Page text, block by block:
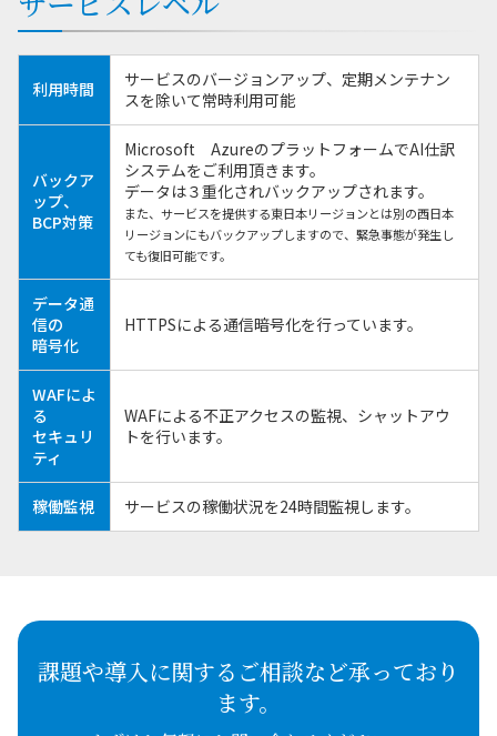
利用時間
サービスのバージョンアップ、定期メンテナン
スを除いて常時利用可能
バックア
ップ、
BCP対策
Microsoft AzureのプラットフォームでAI仕訳
システムをご利用頂きます。
データは３重化されバックアップされます。
また、サービスを提供する東日本リージョンとは別の西日本
リージョンにもバックアップしますので、緊急事態が発生し
ても復旧可能です。
データ通
信の
暗号化
HTTPSによる通信暗号化を行っています。
WAFによ
る
セキュリ
ティ
WAFによる不正アクセスの監視、シャットアウ
トを行います。
稼働監視 サービスの稼働状況を24時間監視します。
課題や導入に関するご相談など承っており
ます。